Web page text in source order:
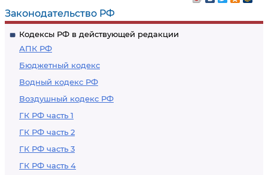
Законодательство РФ
Кодексы РФ в действующей редакции
АПК РФ
Бюджетный кодекс
Водный кодекс РФ
Воздушный кодекс РФ
ГК РФ часть 1
ГК РФ часть 2
ГК РФ часть 3
ГК РФ часть 4